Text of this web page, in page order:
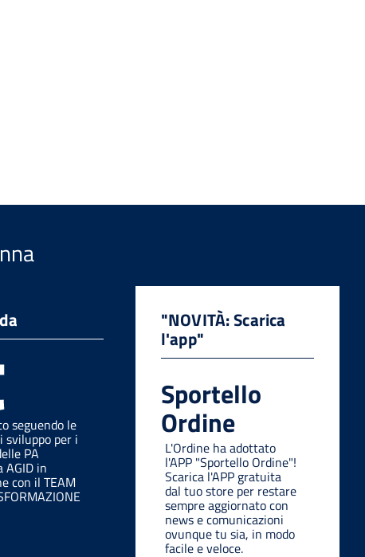
seguendo le
sviluppo per i
PA
AGID in
con il TEAM
"NOVITÀ: Scarica
l'app"
Sportello
Ordine
L'Ordine ha adottato
l'APP "Sportello Ordine"!
Scarica l'APP gratuita
dal tuo store per restare
sempre aggiornato con
news e comunicazioni
ovunque tu sia, in modo
facile e veloce.